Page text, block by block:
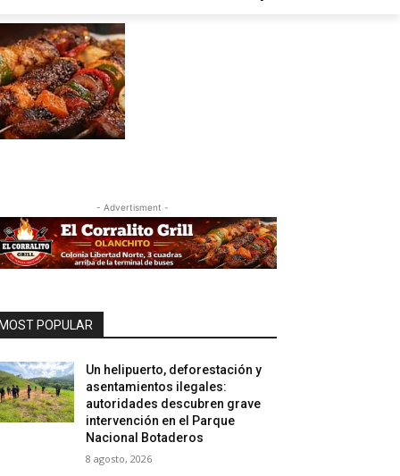
- Advertisment -
POPULAR
Un helipuerto, deforestación y
asentamientos ilegales:
autoridades descubren grave
intervención en el Parque
Nacional Botaderos
8 agosto, 2026